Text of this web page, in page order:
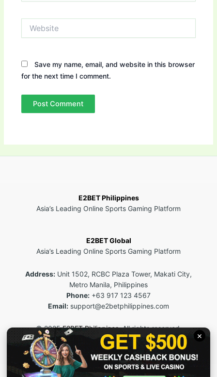
Save my name, email, and website in this browser
for the next time I comment.
E2BET Philippines
Asia’s Leading Online Sports Gaming Platform
E2BET Global
Asia’s Leading Online Sports Gaming Platform
Address: Unit 1502, RCBC Plaza Tower, Makati City,
Metro Manila, Philippines
Phone: +63 917 123 4567
Email: support@e2betphilippines.com
© 2025E2BET Philippines. All rights reserved.
This site is for 18+ users only. Please play responsibly.